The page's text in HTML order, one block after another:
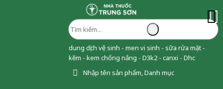
dung dịch vệ sinh - men vi sinh - sữa rửa mặt -
kẽm - kem chống nắng - D3k2 - canxi - Dhc
Nhập tên sản phẩm, Danh mục